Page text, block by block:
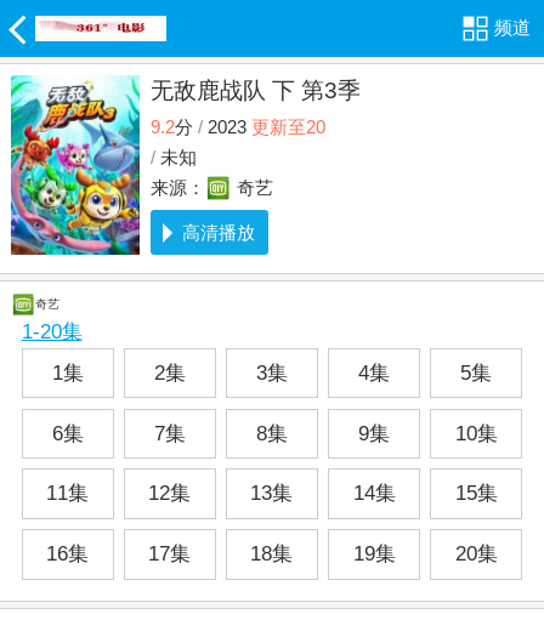
频道
无敌鹿战队 下 第3季
9.2分 /2023 更新至20
/未知
来源：
奇艺
高清播放
奇艺
1-20集
1集
2集 3集 4集 5集
6集 7集 8集 9集 10集
11集 12集 13集 14集 15集
16集 17集 18集 19集 20集